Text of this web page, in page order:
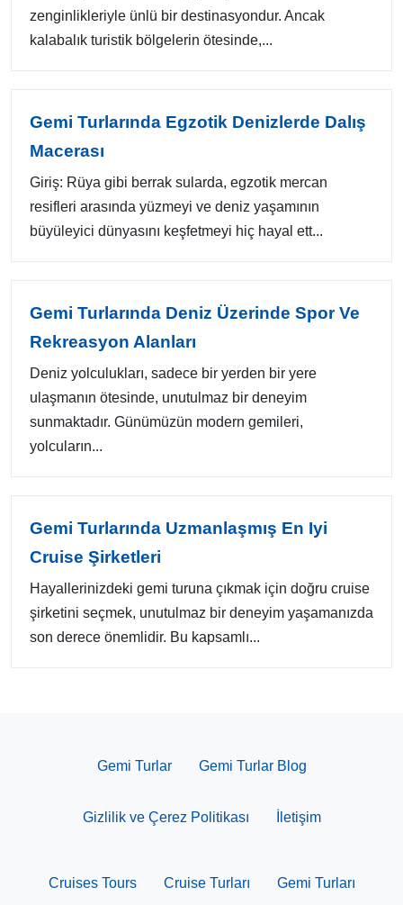
zenginlikleriyle ünlü bir destinasyondur. Ancak
kalabalık turistik bölgelerin ötesinde,...
Gemi Turlarında Egzotik Denizlerde Dalış
Macerası
Giriş: Rüya gibi berrak sularda, egzotik mercan
resifleri arasında yüzmeyi ve deniz yaşamının
büyüleyici dünyasını keşfetmeyi hiç hayal ett...
Gemi Turlarında Deniz Üzerinde Spor Ve
Rekreasyon Alanları
Deniz yolculukları, sadece bir yerden bir yere
ulaşmanın ötesinde, unutulmaz bir deneyim
sunmaktadır. Günümüzün modern gemileri,
yolcuların...
Gemi Turlarında Uzmanlaşmış En Iyi
Cruise Şirketleri
Hayallerinizdeki gemi turuna çıkmak için doğru cruise
şirketini seçmek, unutulmaz bir deneyim yaşamanızda
son derece önemlidir. Bu kapsamlı...
Gemi Turlar Gemi Turlar Blog
Gizlilik ve Çerez Politikası İletişim
Cruises Tours Cruise Turları Gemi Turları